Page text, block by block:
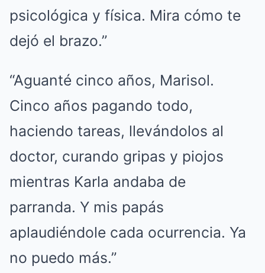
psicológica y física. Mira cómo te
dejó el brazo.”
“Aguanté cinco años, Marisol.
Cinco años pagando todo,
haciendo tareas, llevándolos al
doctor, curando gripas y piojos
mientras Karla andaba de
parranda. Y mis papás
aplaudiéndole cada ocurrencia. Ya
no puedo más.”